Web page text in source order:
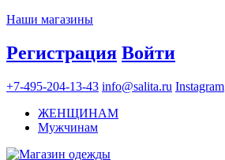
Наши магазины
Регистрация Войти
+7-495-204-13-43 info@salita.ru Instagram
ЖЕНЩИНАМ
Мужчинам